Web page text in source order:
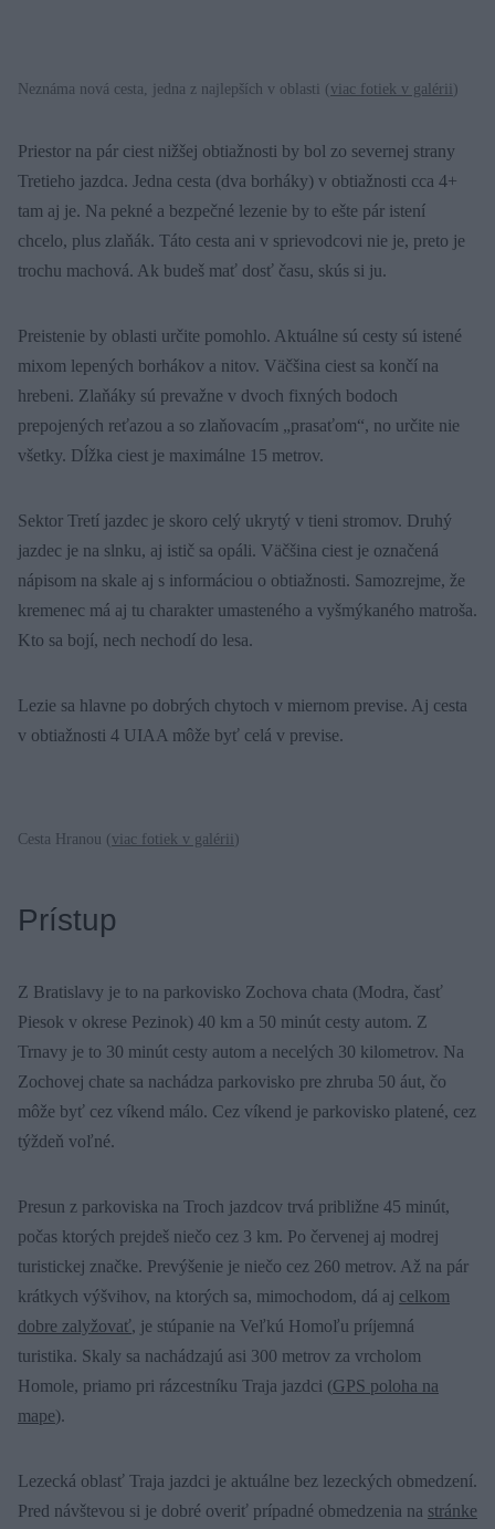
Neznáma nová cesta, jedna z najlepších v oblasti (viac fotiek v galérii )
Priestor na pár ciest nižšej obtiažnosti by bol zo severnej strany
Tretieho jazdca. Jedna cesta (dva borháky) v obtiažnosti cca 4+
tam aj je. Na pekné a bezpečné lezenie by to ešte pár istení
chcelo, plus zlaňák. Táto cesta ani v sprievodcovi nie je, preto je
trochu machová. Ak budeš mať dosť času, skús si ju.
Preistenie by oblasti určite pomohlo. Aktuálne sú cesty sú istené
mixom lepených borhákov a nitov. Väčšina ciest sa končí na
hrebeni. Zlaňáky sú prevažne v dvoch fixných bodoch
prepojených reťazou a so zlaňovacím „prasaťom“, no určite nie
všetky. Dĺžka ciest je maximálne 15 metrov.
Sektor Tretí jazdec je skoro celý ukrytý v tieni stromov. Druhý
jazdec je na slnku, aj istič sa opáli. Väčšina ciest je označená
nápisom na skale aj s informáciou o obtiažnosti. Samozrejme, že
kremenec má aj tu charakter umasteného a vyšmýkaného matroša.
Kto sa bojí, nech nechodí do lesa.
Lezie sa hlavne po dobrých chytoch v miernom previse. Aj cesta
v obtiažnosti 4 UIAA môže byť celá v previse.
Cesta Hranou (viac fotiek v galérii)
Prístup
Z Bratislavy je to na parkovisko Zochova chata (Modra, časť
Piesok v okrese Pezinok) 40 km a 50 minút cesty autom. Z
Trnavy je to 30 minút cesty autom a necelých 30 kilometrov. Na
Zochovej chate sa nachádza parkovisko pre zhruba 50 áut, čo
môže byť cez víkend málo. Cez víkend je parkovisko platené, cez
týždeň voľné.
Presun z parkoviska na Troch jazdcov trvá približne 45 minút,
počas ktorých prejdeš niečo cez 3 km. Po červenej aj modrej
turistickej značke. Prevýšenie je niečo cez 260 metrov. Až na pár
krátkych výšvihov, na ktorých sa, mimochodom, dá aj celkom
dobre zalyžovať, je stúpanie na Veľkú Homoľu príjemná
turistika. Skaly sa nachádzajú asi 300 metrov za vrcholom
Homole, priamo pri rázcestníku Traja jazdci (GPS poloha na
mape).
Lezecká oblasť Traja jazdci je aktuálne bez lezeckých obmedzení.
Pred návštevou si je dobré overiť prípadné obmedzenia na stránke